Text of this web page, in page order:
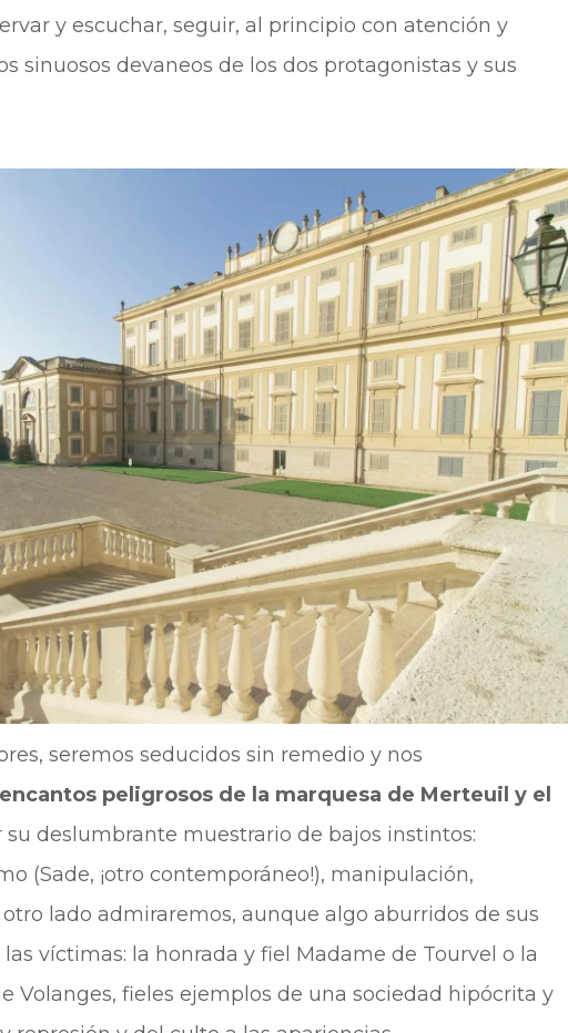
y escuchar, seguir, al principio con atención y
sinuosos devaneos de los dos protagonistas y sus
seremos seducidos sin remedio y nos
encantos peligrosos de la marquesa de Merteuil y el
su deslumbrante muestrario de bajos instintos:
(Sade, ¡otro contemporáneo!), manipulación,
lado admiraremos, aunque algo aburridos de sus
víctimas: la honrada y fiel Madame de Tourvel o la
Volanges, fieles ejemplos de una sociedad hipócrita y